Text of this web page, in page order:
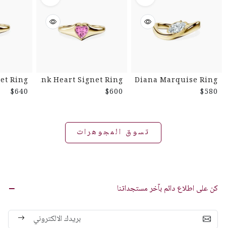
Diana Marquise Ring
$580
Pink Heart Signet Ring
$600
Ring
$640
تسوق المجوهرات
كن على اطلاع دائم بآخر مستجداتنا